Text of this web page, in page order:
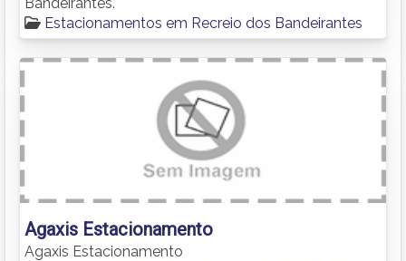
Estacionamentos em Recreio dos Bandeirantes
Agaxis Estacionamento
Agaxis Estacionamento